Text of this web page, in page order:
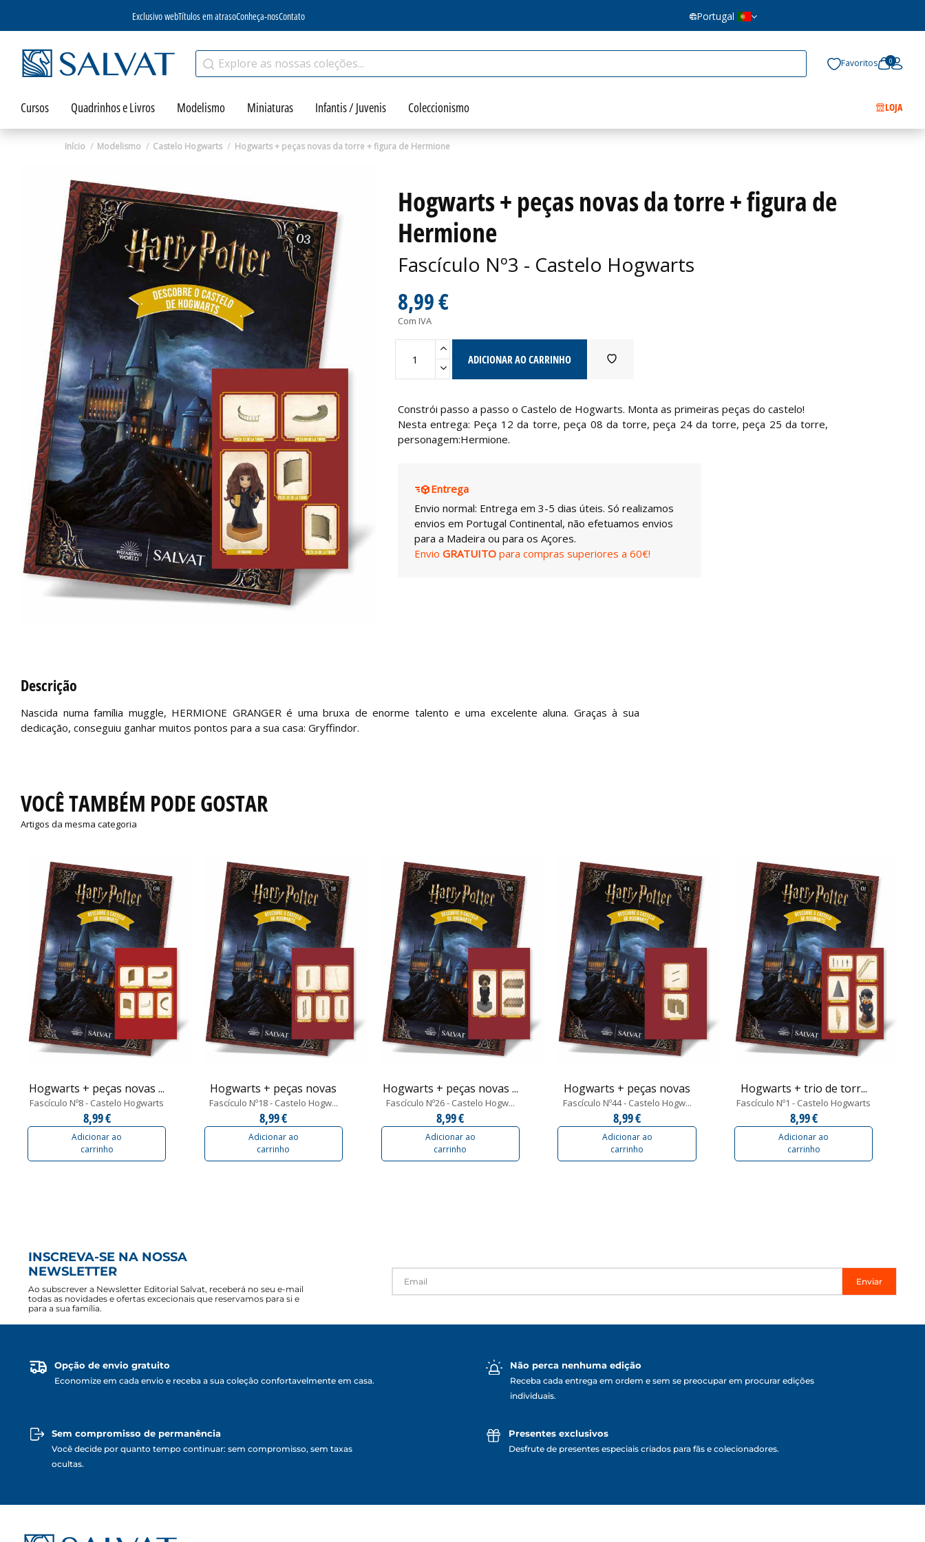
Exclusivo webTítulos em atrasoConheça-nosContato Portugal
Favoritos 0
Cursos Quadrinhos e Livros Modelismo Miniaturas Infantis / Juvenis Coleccionismo LOJA
Início Modelismo Castelo Hogwarts Hogwarts + peças novas da torre + figura de Hermione
Hogwarts + peças novas da torre + figura de
Hermione
Fascículo Nº3 - Castelo Hogwarts
8,99 €
Com IVA
ADICIONAR AO CARRINHO
Constrói passo a passo o Castelo de Hogwarts. Monta as primeiras peças do castelo!
Nesta entrega: Peça 12 da torre, peça 08 da torre, peça 24 da torre, peça 25 da torre,
personagem:Hermione.
Entrega
Envio normal: Entrega em 3-5 dias úteis. Só realizamos
envios em Portugal Continental, não efetuamos envios
para a Madeira ou para os Açores.
Envio GRATUITOpara compras superiores a 60€!
Descrição
Nascida numa família muggle, HERMIONE GRANGER é uma bruxa de enorme talento e uma excelente aluna. Graças à sua
dedicação, conseguiu ganhar muitos pontos para a sua casa: Gryffindor.
VOCÊ TAMBÉM PODE GOSTAR
Artigos da mesma categoria
Hogwarts + peças novas ...
Fascículo Nº8 - Castelo Hogwarts
8,99 €
Adicionar ao
carrinho
Hogwarts + peças novas
Fascículo Nº18 - Castelo Hogw...
8,99 €
Adicionar ao
carrinho
Hogwarts + peças novas ...
Fascículo Nº26 - Castelo Hogw...
8,99 €
Adicionar ao
carrinho
Hogwarts + peças novas
Fascículo Nº44 - Castelo Hogw...
8,99 €
Adicionar ao
carrinho
Hogwarts + trio de torr...
Fascículo Nº1 - Castelo Hogwarts
8,99 €
Adicionar ao
carrinho
INSCREVA-SE NA NOSSA
NEWSLETTER
Ao subscrever a Newsletter Editorial Salvat, receberá no seu e-mail
todas as novidades e ofertas excecionais que reservamos para si e
para a sua família.
Enviar
Opção de envio gratuito
Economize em cada envio e receba a sua coleção confortavelmente em casa.
Não perca nenhuma edição
Receba cada entrega em ordem e sem se preocupar em procurar edições
individuais.
Sem compromisso de permanência
Você decide por quanto tempo continuar: sem compromisso, sem taxas
ocultas.
Presentes exclusivos
Desfrute de presentes especiais criados para fãs e colecionadores.